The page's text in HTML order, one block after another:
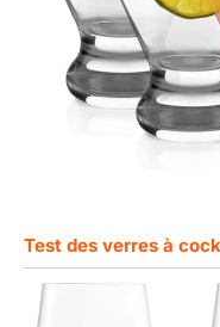
Test des verres à